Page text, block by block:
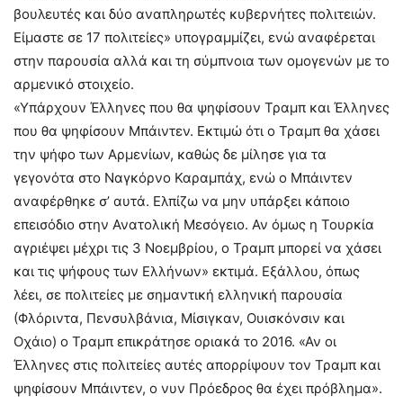
βουλευτές και δύο αναπληρωτές κυβερνήτες πολιτειών.
Είμαστε σε 17 πολιτείες» υπογραμμίζει, ενώ αναφέρεται
στην παρουσία αλλά και τη σύμπνοια των ομογενών με το
αρμενικό στοιχείο.
«Υπάρχουν Έλληνες που θα ψηφίσουν Τραμπ και Έλληνες
που θα ψηφίσουν Μπάιντεν. Εκτιμώ ότι ο Τραμπ θα χάσει
την ψήφο των Αρμενίων, καθώς δε μίλησε για τα
γεγονότα στο Ναγκόρνο Καραμπάχ, ενώ ο Μπάιντεν
αναφέρθηκε σ’ αυτά. Ελπίζω να μην υπάρξει κάποιο
επεισόδιο στην Ανατολική Μεσόγειο. Αν όμως η Τουρκία
αγριέψει μέχρι τις 3 Νοεμβρίου, ο Τραμπ μπορεί να χάσει
και τις ψήφους των Ελλήνων» εκτιμά. Εξάλλου, όπως
λέει, σε πολιτείες με σημαντική ελληνική παρουσία
(Φλόριντα, Πενσυλβάνια, Μίσιγκαν, Ουισκόνσιν και
Οχάιο) ο Τραμπ επικράτησε οριακά το 2016. «Αν οι
Έλληνες στις πολιτείες αυτές απορρίψουν τον Τραμπ και
ψηφίσουν Μπάιντεν, ο νυν Πρόεδρος θα έχει πρόβλημα».